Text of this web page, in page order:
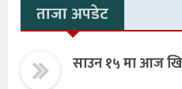
ताजा अपडेट
साउन १५ मा आज